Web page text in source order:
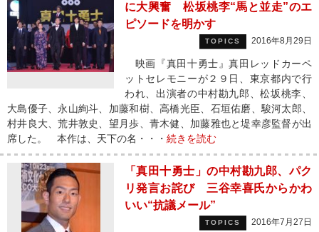
に大興奮 松坂桃李“馬と並走”のエ
ピソードを明かす
TOPICS 2016年8月29日
映画『真田十勇士』真田レッドカーペ
ットセレモニーが２９日、東京都内で行
われ、出演者の中村勘九郎、松坂桃李、
大島優子、永山絢斗、加藤和樹、高橋光臣、石垣佑磨、駿河太郎、
村井良大、荒井敦史、望月歩、青木健、加藤雅也と堤幸彦監督が出
席した。 本作は、天下の名・・・ 続きを読む
「真田十勇士」の中村勘九郎、パク
リ発言お詫び 三谷幸喜氏からかわ
いい“抗議メール”
TOPICS 2016年7月27日